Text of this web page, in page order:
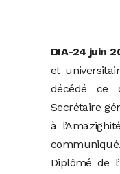
DIA-24 juin
et
décédé ce
Secrétaire
à
communiqué.
Diplômé de